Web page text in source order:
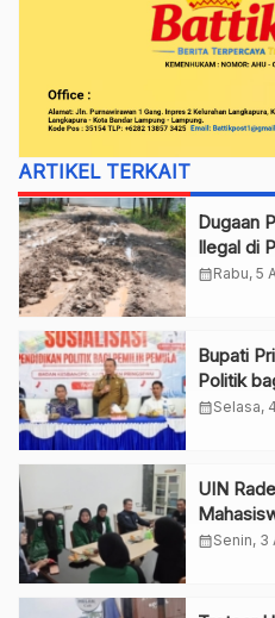
ARTIKEL TERKAIT
Dugaan
Ilegal di
calendar_monthRabu, 5
Bupati
Politik
calendar_monthSelasa,
UIN
calendar_monthSenin, 3